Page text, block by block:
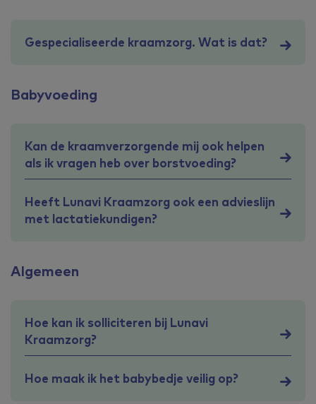
Gespecialiseerde kraamzorg. Wat is dat?
Babyvoeding
Kan de kraamverzorgende mij ook helpen
als ik vragen heb over borstvoeding?
Heeft Lunavi Kraamzorg ook een advieslijn
met lactatiekundigen?
Algemeen
Hoe kan ik solliciteren bij Lunavi
Kraamzorg?
Hoe maak ik het babybedje veilig op?